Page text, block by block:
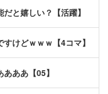
と嬉しい？【活躍】
けどｗｗｗ【4コマ】
ああ【05】